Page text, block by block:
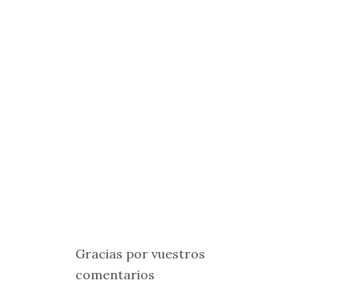
Gracias por vuestros
comentarios